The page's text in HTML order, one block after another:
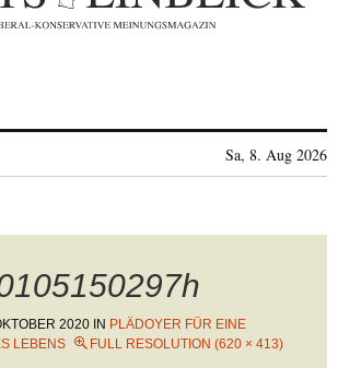
Sa, 8. Aug 2026
2020 IN PLÄDOYER FÜR EINE
LEBENS
FULL RESOLUTION (620 × 413)